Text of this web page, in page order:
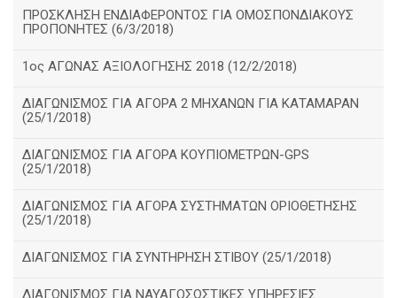
ΠΡΟΣΚΛΗΣΗ ΕΝΔΙΑΦΕΡΟΝΤΟΣ ΓΙΑ ΟΜΟΣΠΟΝΔΙΑΚΟΥΣ
ΠΡΟΠΟΝΗΤΕΣ (6/3/2018)
1ος ΑΓΩΝΑΣ ΑΞΙΟΛΟΓΗΣΗΣ 2018 (12/2/2018)
ΔΙΑΓΩΝΙΣΜΟΣ ΓΙΑ ΑΓΟΡΑ 2 ΜΗΧΑΝΩΝ ΓΙΑ ΚΑΤΑΜΑΡΑΝ
(25/1/2018)
ΔΙΑΓΩΝΙΣΜΟΣ ΓΙΑ ΑΓΟΡΑ ΚΟΥΠΙΟΜΕΤΡΩΝ-GPS
(25/1/2018)
ΔΙΑΓΩΝΙΣΜΟΣ ΓΙΑ ΑΓΟΡΑ ΣΥΣΤΗΜΑΤΩΝ ΟΡΙΟΘΕΤΗΣΗΣ
(25/1/2018)
ΔΙΑΓΩΝΙΣΜΟΣ ΓΙΑ ΣΥΝΤΗΡΗΣΗ ΣΤΙΒΟΥ (25/1/2018)
ΔΙΑΓΩΝΙΣΜΟΣ ΓΙΑ ΝΑΥΑΓΟΣΩΣΤΙΚΕΣ ΥΠΗΡΕΣΙΕΣ